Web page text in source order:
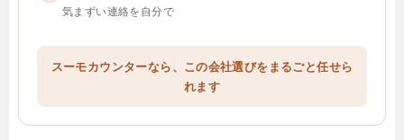
気まずい連絡を自分で
スーモカウンターなら、この会社選びをまるごと任せら
れます